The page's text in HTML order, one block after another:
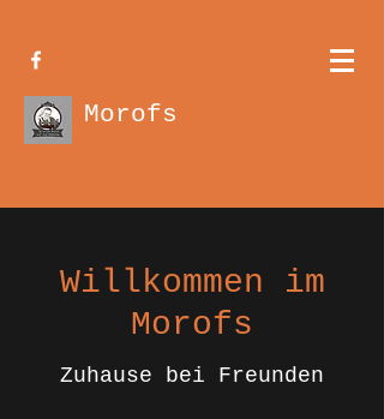
Morofs
Willkommen im
Morofs
Zuhause bei Freunden